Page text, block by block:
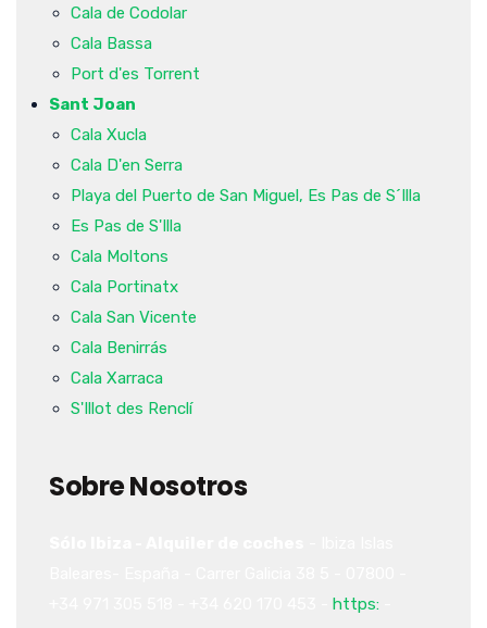
Cala de Codolar
Cala Bassa
Port d'es Torrent
Sant Joan
Cala Xucla
Cala D'en Serra
Playa del Puerto de San Miguel, Es Pas de S´Illa
Es Pas de S'Illa
Cala Moltons
Cala Portinatx
Cala San Vicente
Cala Benirrás
Cala Xarraca
S'Illot des Renclí
Sobre Nosotros
https: